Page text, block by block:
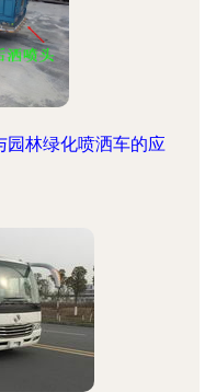
园林绿化喷洒车的应